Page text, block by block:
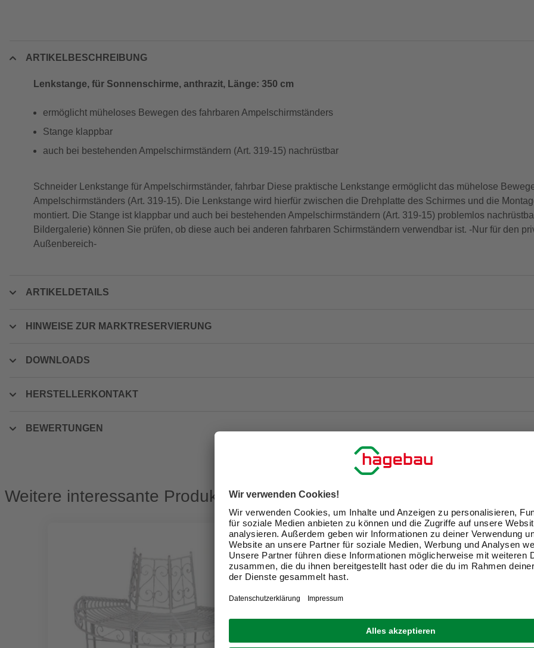
ARTIKELBESCHREIBUNG
Lenkstange, für Sonnenschirme, anthrazit, Länge: 350 cm
ermöglicht müheloses Bewegen des fahrbaren Ampelschirmständers
Stange klappbar
auch bei bestehenden Ampelschirmständern (Art. 319-15) nachrüstbar
Schneider Lenkstange für Ampelschirmständer, fahrbar Diese praktische Lenkstange ermöglicht das mühelose
Ampelschirmständers (Art. 319-15). Die Lenkstange wird hierfür zwischen die Drehplatte des Schirmes und die
montiert. Die Stange ist klappbar und auch bei bestehenden Ampelschirmständern (Art. 319-15) problemlos
Bildergalerie) können Sie prüfen, ob diese auch bei anderen fahrbaren Schirmständern verwendbar ist. -Nur für den
Außenbereich-
ARTIKELDETAILS
HINWEISE ZUR MARKTRESERVIERUNG
DOWNLOADS
HERSTELLERKONTAKT
BEWERTUNGEN
Weitere interessante Produkte